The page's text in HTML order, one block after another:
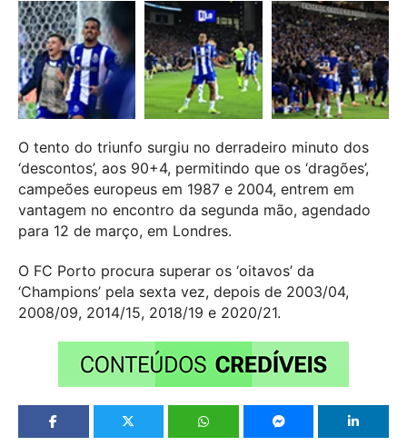
O tento do triunfo surgiu no derradeiro minuto dos
‘descontos’, aos 90+4, permitindo que os ‘dragões’,
campeões europeus em 1987 e 2004, entrem em
vantagem no encontro da segunda mão, agendado
para 12 de março, em Londres.
O FC Porto procura superar os ‘oitavos’ da
‘Champions’ pela sexta vez, depois de 2003/04,
2008/09, 2014/15, 2018/19 e 2020/21.